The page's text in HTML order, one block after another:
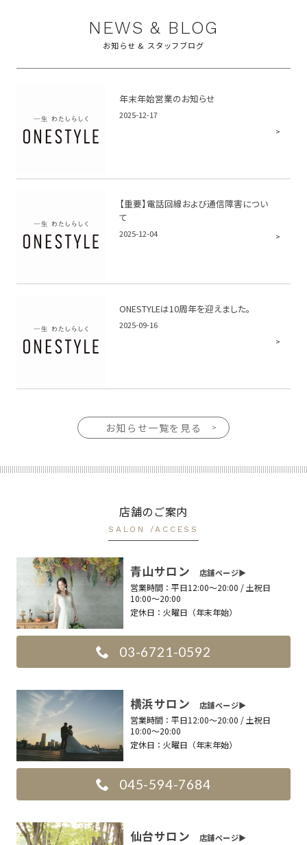
NEWS & BLOG
お知らせ & スタッフブログ
年末年始営業のお知らせ
2025-12-17
【重要】電話回線および通信障害につい
て
2025-12-04
ONESTYLEは10周年を迎えました。
2025-09-16
お知らせ一覧を見る
店舗のご案内
SALON /ACCESS
青山サロン 店舗ページ▶︎
営業時間： 平日12:00〜20:00 / 土祝日
10:00〜20:00
定休日： 火曜日（年末年始）
03-6721-0592
横浜サロン 店舗ページ▶︎
営業時間： 平日12:00〜20:00 / 土祝日
10:00〜20:00
定休日： 火曜日（年末年始）
045-594-7684
仙台サロン 店舗ページ▶︎